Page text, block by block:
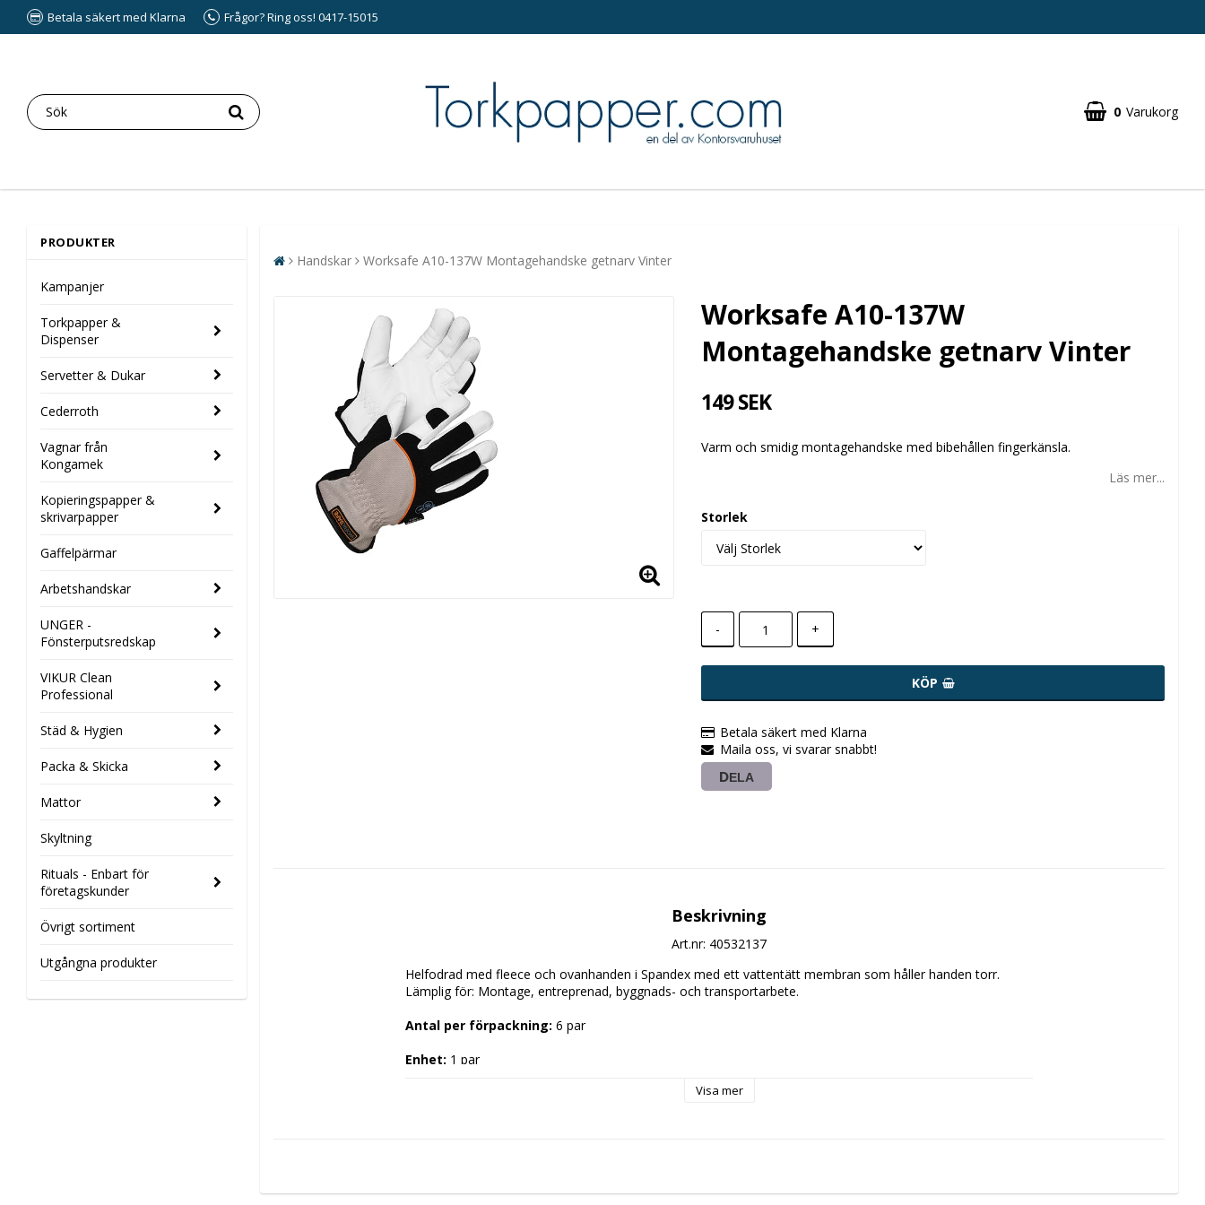
Betala säkert med Klarna Frågor? Ring oss! 0417-15015
0 Varukorg
PRODUKTER
Kampanjer
Torkpapper &
Dispenser
Servetter & Dukar
Cederroth
Vagnar från
Kongamek
Kopieringspapper &
skrivarpapper
Gaffelpärmar
Arbetshandskar
UNGER -
Fönsterputsredskap
VIKUR Clean
Professional
Städ & Hygien
Packa & Skicka
Mattor
Skyltning
Rituals - Enbart för
företagskunder
Övrigt sortiment
Utgångna produkter
Handskar Worksafe A10-137W Montagehandske getnarv Vinter
Worksafe A10-137W
Montagehandske getnarv Vinter
149 SEK
Varm och smidig montagehandske med bibehållen fingerkänsla.
Läs mer...
Storlek
- +
KÖP
Betala säkert med Klarna
Maila oss, vi svarar snabbt!
DELA
Beskrivning
Art.nr: 40532137
Helfodrad med fleece och ovanhanden i Spandex med ett vattentätt membran som håller handen torr.
Lämplig för: Montage, entreprenad, byggnads- och transportarbete.
Antal per förpackning: 6 par
Enhet: 1 par
Visa mer